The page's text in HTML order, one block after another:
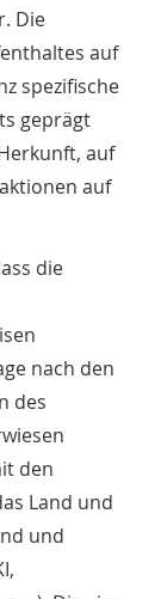
Die
auf
spezifische
geprägt
auf
auf
die
nach den
des
den
Land und
und